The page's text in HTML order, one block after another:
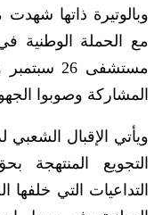
وبالوتيرة ذاتها
مع الحملة الوطنية
مستشفى 26
المشاركة وصوبوا
ويأتي الإقبال
التجويع المنتهجة
التداعيات التي